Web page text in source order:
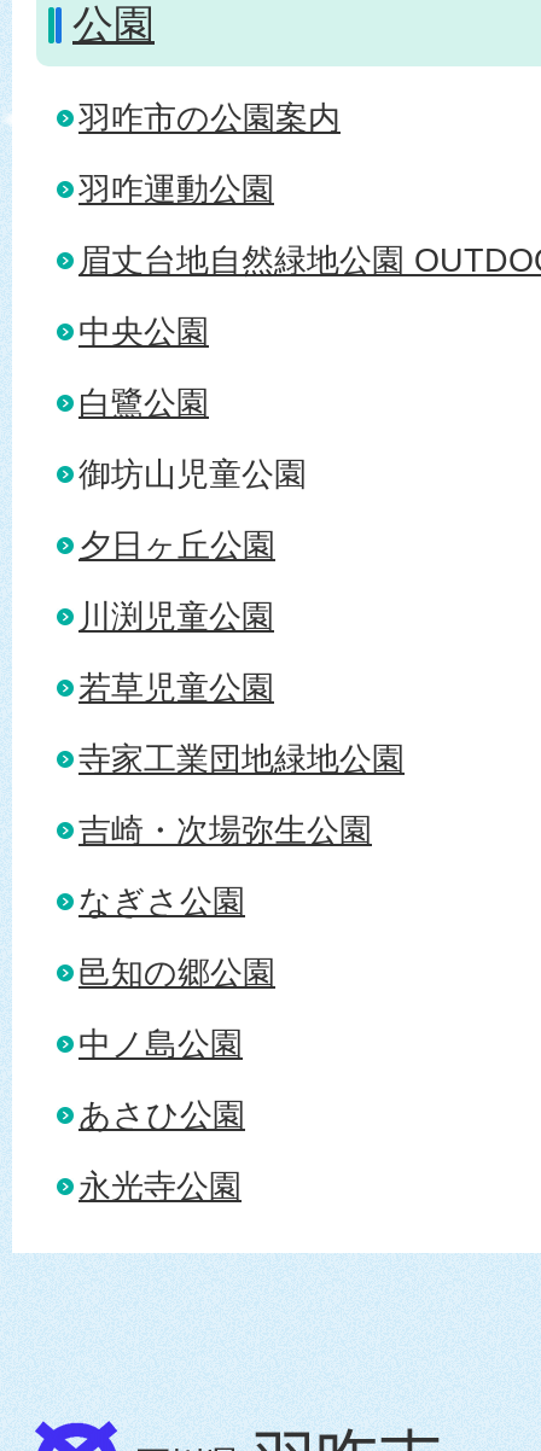
公園
羽咋市の公園案内
羽咋運動公園
眉丈台地自然緑地公園
中央公園
白鷺公園
御坊山児童公園
夕日ヶ丘公園
川渕児童公園
若草児童公園
寺家工業団地緑地公園
吉崎・次場弥生公園
なぎさ公園
邑知の郷公園
中ノ島公園
あさひ公園
永光寺公園